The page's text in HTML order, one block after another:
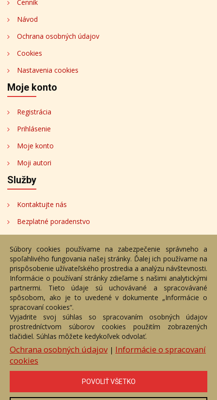
Cenník
Návod
Ochrana osobných údajov
Cookies
Nastavenia cookies
Moje konto
Registrácia
Prihlásenie
Moje konto
Moji autori
Služby
Kontaktujte nás
Bezplatné poradenstvo
Adresa
Nižný Hrušov 333, 094 22,
Slovenská republika
+421 905 356 921
+421 905 959 101
eantik@eantik.sk
Návod Cenník
Obchodné podmienky
Ochrana os. údajov
Kontakt
Bezplatné poradenstvo
eAntik.sk © 2007 - 2026
podmienené výslovným súhlasom jej vlastníka. Všetky práva sú
Súbory cookies používame na zabezpečenie správneho a
spoľahlivého fungovania našej stránky. Ďalej ich používame na
prispôsobenie užívateľského prostredia a analýzu návštevnosti.
Informácie o používaní stránky zdieľame s našimi analytickými
partnermi. Tieto údaje sú uchovávané a spracovávané
spôsobom, ako je to uvedené v dokumente „Informácie o
spracovaní cookies“.
Vyjadrite svoj súhlas so spracovaním osobných údajov
prostredníctvom súborov cookies použitím zobrazených
tlačidiel. Súhlas môžete kedykoľvek odvolať.
Ochrana osobných údajov| Informácie o spracovaní
cookies
POVOLIŤ VŠETKO